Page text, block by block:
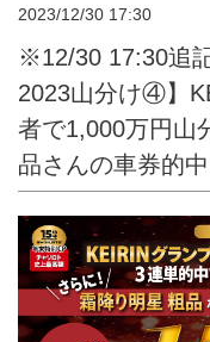
2023/12/30 17:30
※12/30 17:30追
2023山分け④】
者で1,000万円山
品さんの車券的